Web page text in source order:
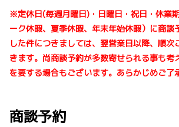
※定休日(毎週月曜日)・日曜日・祝日・休業
ーク休暇、夏季休暇、年末年始休暇） に商談
した件につきましては、 翌営業日以降、順次
きます。尚商談予約が多数寄せられる事も考
を要する場合もございます。あらかじめご了
商談予約